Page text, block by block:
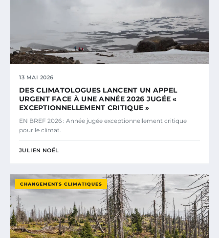
13 MAI 2026
DES CLIMATOLOGUES LANCENT UN APPEL
URGENT FACE À UNE ANNÉE 2026 JUGÉE «
EXCEPTIONNELLEMENT CRITIQUE »
EN BREF 2026 : Année jugée exceptionnellement critique
pour le climat.
JULIEN NOËL
CHANGEMENTS CLIMATIQUES